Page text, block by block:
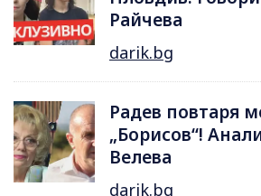
Райчева
darik.bg
Радев повтаря
„Борисов“!
Велева
darik.bg